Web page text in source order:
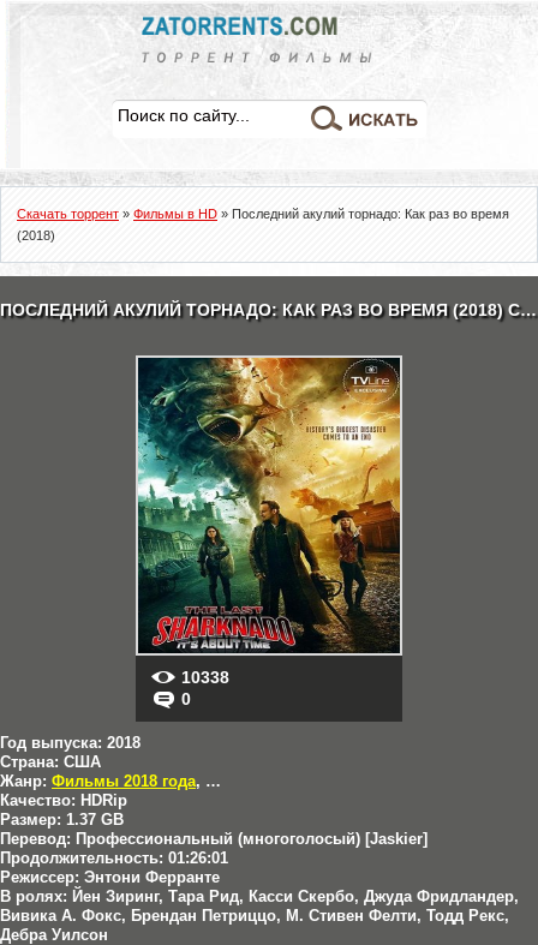
Скачать торрент » Фильмы в HD » Последний акулий торнадо: Как раз во время
(2018)
ПОСЛЕДНИЙ АКУЛИЙ ТОРНАДО: КАК РАЗ ВО ВРЕМЯ (2018) СКАЧАТЬ ТОРРЕНТ
10338
0
Год выпуска: 2018
Страна: США
Жанр: Фильмы 2018 года, Боевики
Качество: HDRip
Размер: 1.37 GB
Перевод: Профессиональный (многоголосый) [Jaskier]
Продолжительность: 01:26:01
Режиссер: Энтони Ферранте
В ролях: Йен Зиринг, Тара Рид, Касси Скербо, Джуда Фридландер,
Вивика А. Фокс, Брендан Петриццо, М. Стивен Фелти, Тодд Рекс,
Дебра Уилсон